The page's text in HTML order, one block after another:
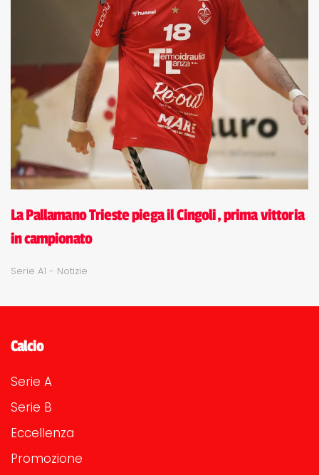
La Pallamano Trieste piega il Cingoli, prima vittoria
in campionato
Serie A1 - Notizie
Calcio
Serie A
Serie B
Eccellenza
Promozione